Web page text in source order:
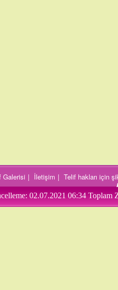
Galerisi | İletişim | Telif hakları için
02.07.2021 06:34 Toplam